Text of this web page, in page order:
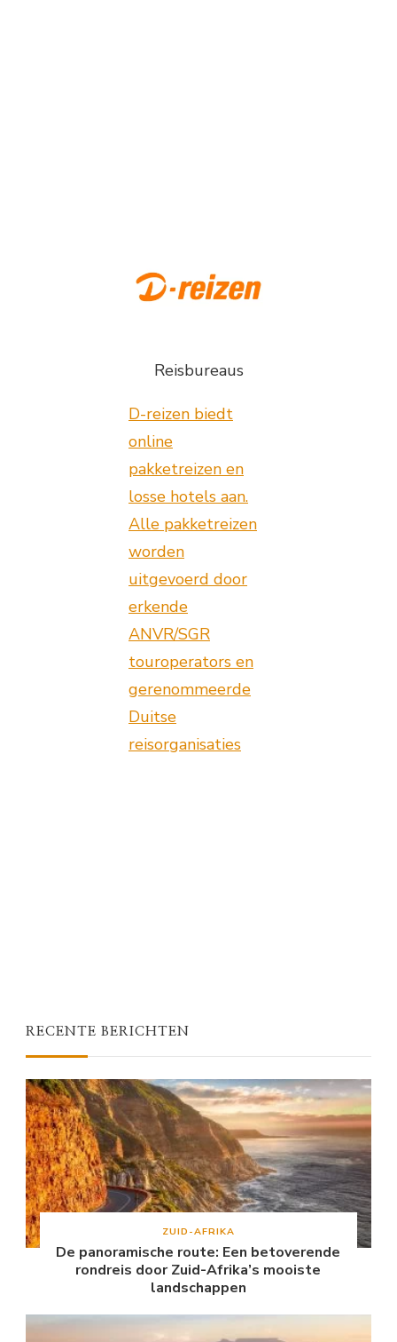
Reisbureaus
D-reizen biedt
online
pakketreizen en
losse hotels aan.
Alle pakketreizen
worden
uitgevoerd door
erkende
ANVR/SGR
touroperators en
gerenommeerde
Duitse
reisorganisaties
RECENTE BERICHTEN
ZUID-AFRIKA
De panoramische route: Een betoverende
rondreis door Zuid-Afrika’s mooiste
landschappen